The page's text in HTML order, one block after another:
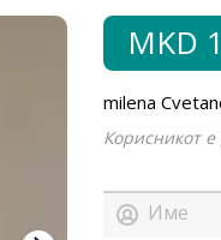
MKD
milena
Корисникот